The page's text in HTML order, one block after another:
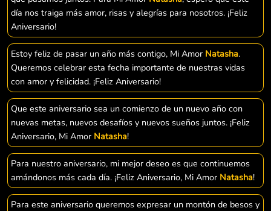
día nos traiga más amor, risas y alegrías para nosotros. ¡Feliz
Aniversario!
Estoy feliz de pasar un año más contigo, Mi Amor Natasha.
Queremos celebrar esta fecha importante de nuestras vidas
con amor y felicidad. ¡Feliz Aniversario!
Que este aniversario sea un comienzo de un nuevo año con
nuevas metas, nuevos desafíos y nuevos sueños juntos. ¡Feliz
Aniversario, Mi Amor Natasha!
Para nuestro aniversario, mi mejor deseo es que continuemos
amándonos más cada día. ¡Feliz Aniversario, Mi Amor Natasha!
Para este aniversario queremos expresar un montón de besos y